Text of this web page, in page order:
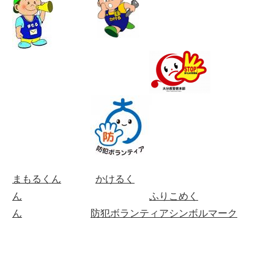
まもるくん
かけるく
ん
ふりこめく
ん
防犯ボランティアシンボルマーク